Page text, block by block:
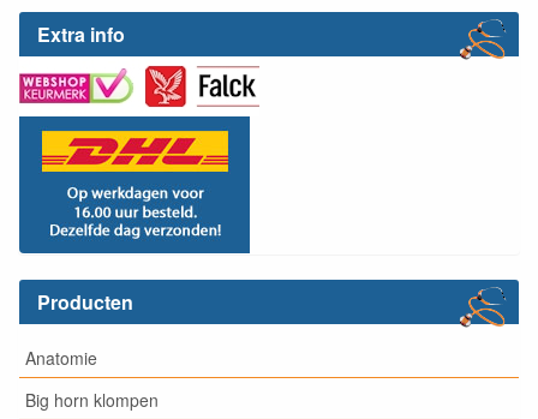
Extra info
Producten
Anatomie
Big horn klompen